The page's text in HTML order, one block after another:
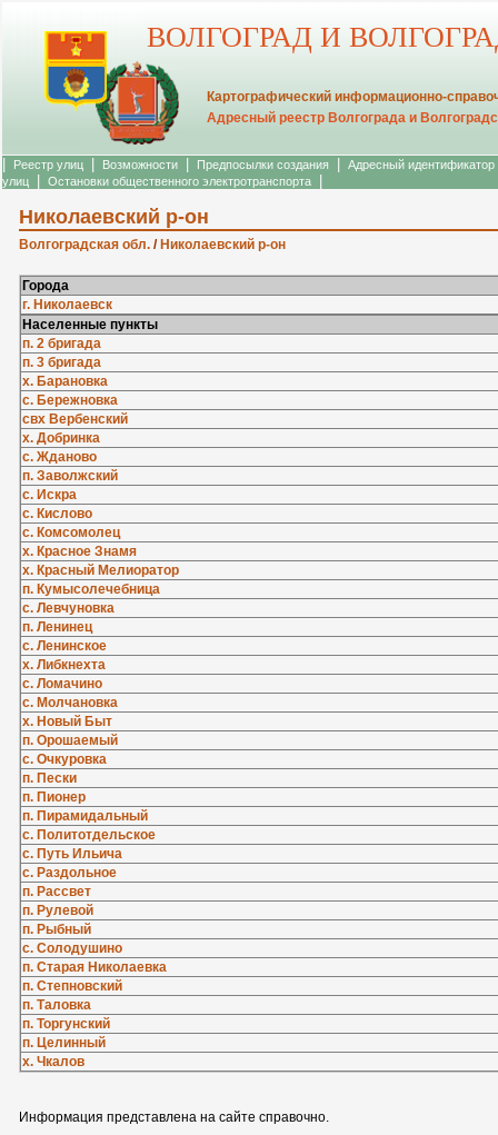
ВОЛГОГРАД И
Картографический информационно-
Адресный реестр Волгограда и
Реестр улиц Возможности Предпосылки создания
Адресный идентификатор
улиц
Остановки общественного электротранспорта
Николаевский р-он
Волгоградская обл. / Николаевский р-он
Города
г. Николаевск
Населенные пункты
п. 2 бригада
п. 3 бригада
х. Барановка
с. Бережновка
свх Вербенский
х. Добринка
с. Жданово
п. Заволжский
с. Искра
с. Кислово
с. Комсомолец
х. Красное Знамя
х. Красный Мелиоратор
п. Кумысолечебница
с. Левчуновка
п. Ленинец
с. Ленинское
х. Либкнехта
с. Ломачино
с. Молчановка
х. Новый Быт
п. Орошаемый
с. Очкуровка
п. Пески
п. Пионер
п. Пирамидальный
с. Политотдельское
с. Путь Ильича
с. Раздольное
п. Рассвет
п. Рулевой
п. Рыбный
с. Солодушино
п. Старая Николаевка
п. Степновский
п. Таловка
п. Торгунский
п. Целинный
х. Чкалов
Информация представлена на сайте справочно.